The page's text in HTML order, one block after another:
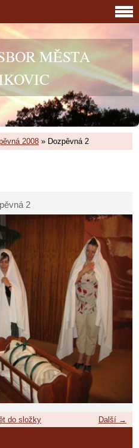
MĚSTA
2008 » Dozpěvná 2
2
Další →
do složky